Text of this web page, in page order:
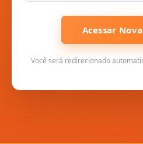
Acessar
Você será redirecionado